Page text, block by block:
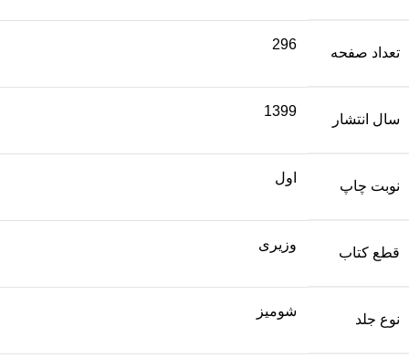
تعداد صفحه
296
سال انتشار
1399
نوبت چاپ
اول
قطع کتاب
وزیری
نوع جلد
شومیز